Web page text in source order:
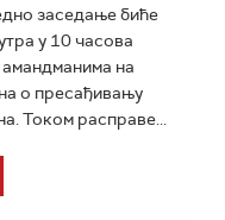
заседање биће
у 10 часова
на
о пресађивању
Током расправе...